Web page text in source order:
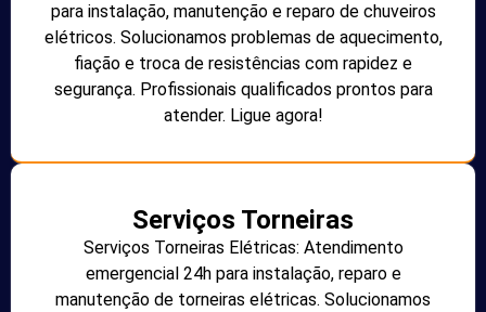
para instalação, manutenção e reparo de chuveiros
elétricos. Solucionamos problemas de aquecimento,
fiação e troca de resistências com rapidez e
segurança. Profissionais qualificados prontos para
atender. Ligue agora!
Serviços Torneiras
Serviços Torneiras Elétricas: Atendimento
emergencial 24h para instalação, reparo e
manutenção de torneiras elétricas. Solucionamos